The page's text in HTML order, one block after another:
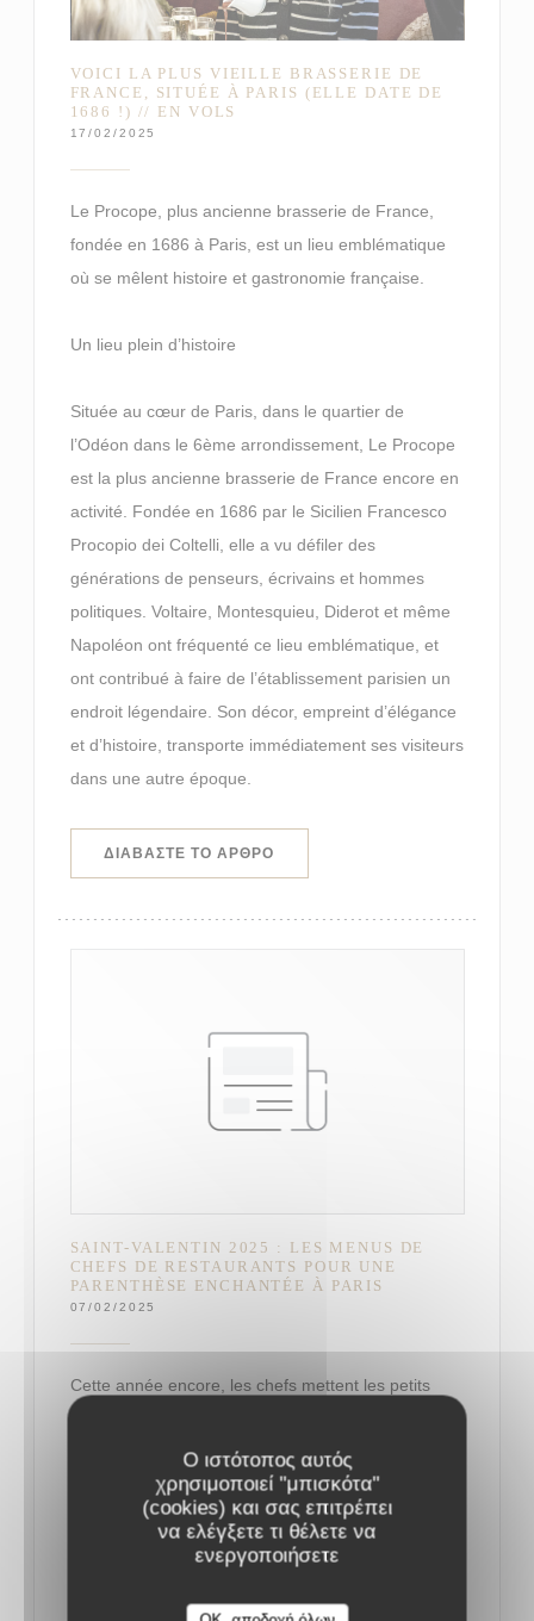
Ο ιστότοπος αυτός
χρησιμοποιεί "μπισκότα"
(cookies) και σας επιτρέπει
να ελέγξετε τι θέλετε να
ενεργοποιήσετε
VOICI LA PLUS VIEILLE BRASSERIE DE
FRANCE, SITUÉE À PARIS (ELLE DATE DE
1686 !) // EN VOLS
17/02/2025
Le Procope, plus ancienne brasserie de France,
fondée en 1686 à Paris, est un lieu emblématique
où se mêlent histoire et gastronomie française.
Un lieu plein d’histoire
Située au cœur de Paris, dans le quartier de
l’Odéon dans le 6ème arrondissement, Le Procope
est la plus ancienne brasserie de France encore en
activité. Fondée en 1686 par le Sicilien Francesco
Procopio dei Coltelli, elle a vu défiler des
générations de penseurs, écrivains et hommes
politiques. Voltaire, Montesquieu, Diderot et même
Napoléon ont fréquenté ce lieu emblématique, et
ont contribué à faire de l’établissement parisien un
endroit légendaire. Son décor, empreint d’élégance
et d’histoire, transporte immédiatement ses visiteurs
dans une autre époque.
ΔΙΑΒΆΣΤΕ ΤΟ ΆΡΘΡΟ
SAINT-VALENTIN 2025 : LES MENUS DE
CHEFS DE RESTAURANTS POUR UNE
PARENTHÈSE ENCHANTÉE À PARIS
07/02/2025
Cette année encore, les chefs mettent les petits
Le 14 février, tout doit être parfait : qu’on soit
adepte d’ambiance romantique et de lumières
tamisées, ou d’une ambiance plus festive, le dîner